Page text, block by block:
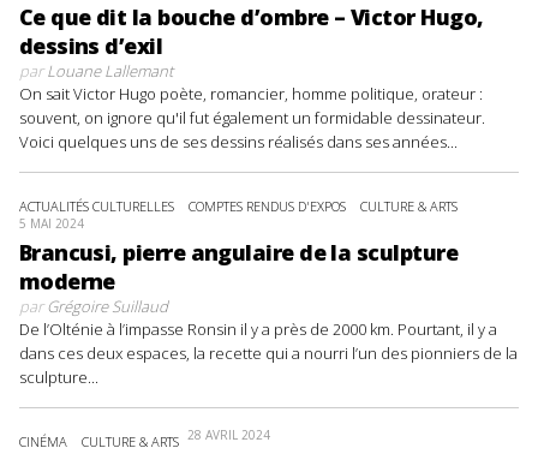
Ce que dit la bouche d’ombre – Victor Hugo,
dessins d’exil
parLouane Lallemant
On sait Victor Hugo poète, romancier, homme politique, orateur :
souvent, on ignore qu'il fut également un formidable dessinateur.
Voici quelques uns de ses dessins réalisés dans ses années...
ACTUALITÉS CULTURELLES COMPTES RENDUS D'EXPOS CULTURE & ARTS
5 MAI 2024
Brancusi, pierre angulaire de la sculpture
moderne
parGrégoire Suillaud
De l’Olténie à l’impasse Ronsin il y a près de 2000 km. Pourtant, il y a
dans ces deux espaces, la recette qui a nourri l’un des pionniers de la
sculpture...
CINÉMA CULTURE & ARTS 28 AVRIL 2024